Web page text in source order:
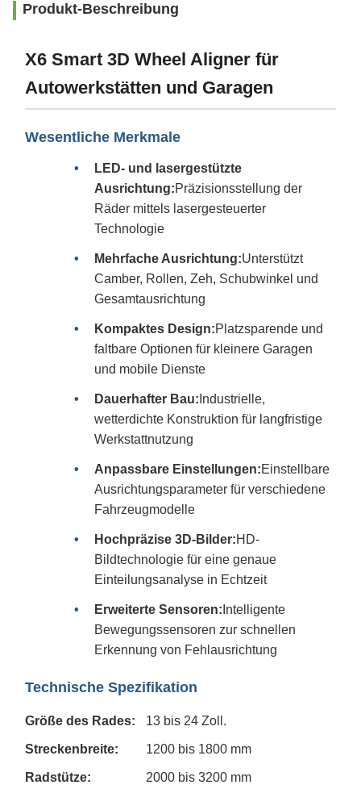
Produkt-Beschreibung
X6 Smart 3D Wheel Aligner für
Autowerkstätten und Garagen
Wesentliche Merkmale
LED- und lasergestützte
Ausrichtung:Präzisionsstellung der
Räder mittels lasergesteuerter
Technologie
Mehrfache Ausrichtung:Unterstützt
Camber, Rollen, Zeh, Schubwinkel und
Gesamtausrichtung
Kompaktes Design:Platzsparende und
faltbare Optionen für kleinere Garagen
und mobile Dienste
Dauerhafter Bau:Industrielle,
wetterdichte Konstruktion für langfristige
Werkstattnutzung
Anpassbare Einstellungen:Einstellbare
Ausrichtungsparameter für verschiedene
Fahrzeugmodelle
Hochpräzise 3D-Bilder:HD-
Bildtechnologie für eine genaue
Einteilungsanalyse in Echtzeit
Erweiterte Sensoren:Intelligente
Bewegungssensoren zur schnellen
Erkennung von Fehlausrichtung
Technische Spezifikation
Größe des Rades:
13 bis 24 Zoll.
Streckenbreite:
1200 bis 1800 mm
Radstütze:
2000 bis 3200 mm